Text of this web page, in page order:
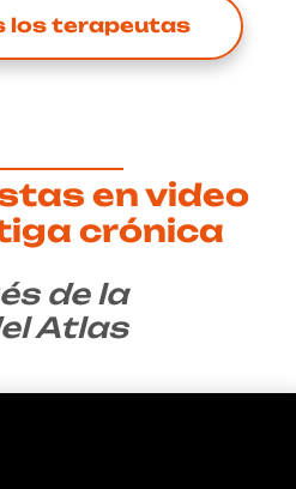
los terapeutas
en video
crónica
de la
Atlas